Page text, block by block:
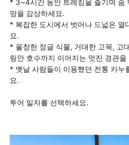
* 3~4시간 동안 트레킹을 즐기며 숨
망을 감상하세요.
* 복잡한 도시에서 벗어나 드넓은 열
요.
* 울창한 정글 식물, 거대한 고목, 고
링안 호수까지 이어지는 멋진 경관을
* 옛날 사람들이 이용했던 전통 카누
요.
투어 일자를 선택하세요.